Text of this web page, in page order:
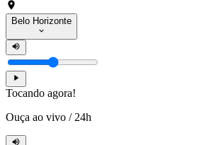
Belo Horizonte
Tocando agora!
Ouça ao vivo / 24h